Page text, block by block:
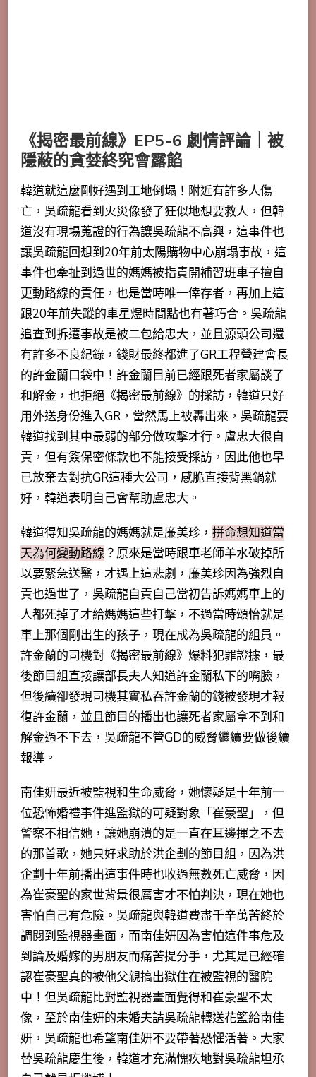
《揭密最前線》EP5-6 劇情評論｜被
隱蔽的貪婪終究會露餡
韓道就這麼剛好遇到工地倒塌！附近有許多人傷
亡，吳疏龍看到火災像發了狂似地想要救人，但韓
道沒有現場蒐證的行為讓吳疏龍不高興，這事件也
讓吳疏龍回想到20年前太陽購物中心崩塌事故，這
事件也牽扯到過世的媽媽被指責開補習班車子擅自
更動路線的責任，也是當時唯一倖存者，再加上這
跟20年前失蹤的車星煜時間點也有著巧合。 吳疏龍
追查到拆遷事故是被二包給忠大，並且源頭公司還
有許多不良紀錄，錢財最終都進了GR工程營建會長
的許金蘭口袋中 ！許金蘭目前已經跟死者家屬談了
和解金，也拒絕《揭密最前線》的採訪，韓道只好
用外送身份進入GR，當然馬上被轟出來，吳疏龍要
韓道找到其中最弱的部分做攻擊才行。 盧忠大很自
責，但有簽保密條款也不能接受採訪，因此他也早
已放棄去對抗GR這種大公司，感脆直接背黑鍋就
好，韓道表明自己會幫助盧忠大。
韓道得知吳疏龍的媽媽就是廉美珍， 拼命想知道當
天為何變動路線？原來是當時跟車老師羊水破掉所
以要緊急送醫，才遇上這悲劇，廉美珍因為強烈自
責也過世了，吳疏龍自責自己當初告訴媽媽車上的
人都死掉了才給媽媽這些打擊，不過當時頌怡就是
車上那個剛出生的孩子，現在成為吳疏龍的組員。
許金蘭的司機對《揭密最前線》爆料犯罪證據，最
後節目組直接讓部長夫人知道許金蘭私下的嘴臉，
但後續卻發現司機其實私吞許金蘭的錢被發現才報
復許金蘭，並且節目的播出也讓死者家屬拿不到和
解金過不下去，吳疏龍不管GD的威脅繼續要做後續
報導。
南佳妍最近被監視和生命威脅，她懷疑是十年前一
位恐怖婚禮事件進監獄的可疑對象「崔豪聖」，但
警察不相信她，讓她崩潰的是一直在耳邊揮之不去
的那首歌，她只好求助於洪企劃的節目組，因為洪
企劃十年前播出這事件時也收過無數死亡威脅，因
為崔豪聖的家世背景很厲害才不怕判決，現在她也
害怕自己有危險。吳疏龍與韓道費盡千辛萬苦終於
調閱到監視器畫面，而南佳妍因為害怕這件事危及
到論及婚嫁的男朋友而痛苦提分手，尤其是已經確
認崔豪聖真的被他父親搞出獄住在被監視的醫院
中！但吳疏龍比對監視器畫面覺得和崔豪聖不太
像，至於南佳妍的未婚夫請吳疏龍轉送花籃給南佳
妍，吳疏龍也希望南佳妍不要帶著恐懼活著。大家
替吳疏龍慶生後， 韓道才充滿愧疚地對吳疏龍坦承